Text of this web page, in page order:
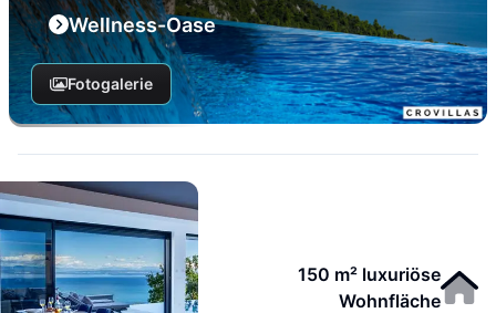
Wellness-Oase
Fotogalerie
150 m² luxuriöse
Wohnfläche